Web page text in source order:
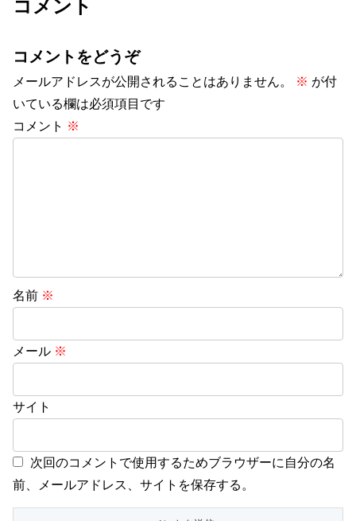
コメント
コメントをどうぞ
メールアドレスが公開されることはありません。 ※ が付
いている欄は必須項目です
コメント ※
名前 ※
メール ※
サイト
次回のコメントで使用するためブラウザーに自分の名
前、メールアドレス、サイトを保存する。